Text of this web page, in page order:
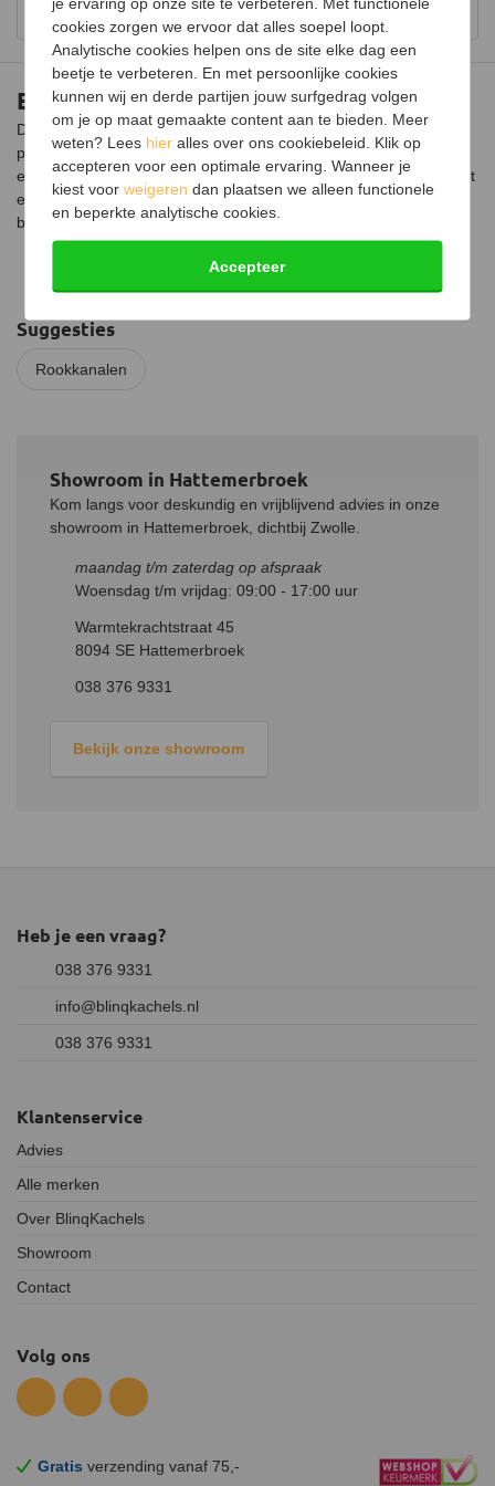
Enkelwandig RVS rozet Ø200mm
Dit enkelwandige RVS rozet wordt gebruikt om het gat tussen de
pijp en het plafond mooi af te werken. Indien de kachelpijp door
een onbrandbare vloer heen gaat kan dat tot aan het plafond met
een enkelwandige pijp. Om dit mooi af te werken is een rozet de
beste oplossing.
Suggesties
Rookkanalen
Showroom in Hattemerbroek
Kom langs voor deskundig en vrijblijvend advies in onze
showroom in Hattemerbroek, dichtbij Zwolle.
maandag t/m zaterdag op afspraak
Woensdag t/m vrijdag: 09:00 - 17:00 uur
Warmtekrachtstraat 45
8094 SE Hattemerbroek
038 376 9331
Bekijk onze showroom
Gratis verzending vanaf 75,-
Heb je een vraag?
038 376 9331
info@blinqkachels.nl
038 376 9331
Klantenservice
Advies
Alle merken
Over BlinqKachels
Showroom
Contact
Volg ons
cookies zorgen we ervoor dat alles soepel loopt.
Analytische cookies helpen ons de site elke dag een
beetje te verbeteren. En met persoonlijke cookies
kunnen wij en derde partijen jouw surfgedrag volgen
om je op maat gemaakte content aan te bieden. Meer
weten? Lees hier alles over ons cookiebeleid. Klik op
accepteren voor een optimale ervaring. Wanneer je
kiest voorweigeren dan plaatsen we alleen functionele
en beperkte analytische cookies.
Accepteer